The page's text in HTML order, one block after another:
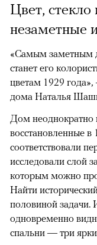
Цвет, стекло
незаметные
«Самым заметным
станет его
цветам 1929
дома Наталья
Дом неоднократно
восстановленные
соответствовали
исследовали слой
которым можно
Найти
половиной задачи.
одновременно
спальни — три